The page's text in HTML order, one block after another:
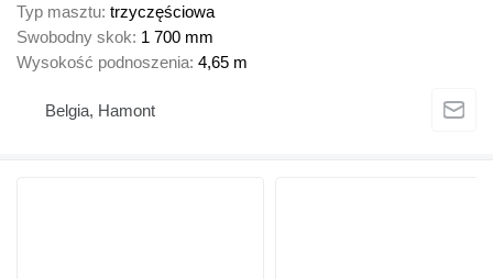
Typ masztu trzyczęściowa
Swobodny skok 1 700 mm
Wysokość podnoszenia 4,65 m
Belgia, Hamont